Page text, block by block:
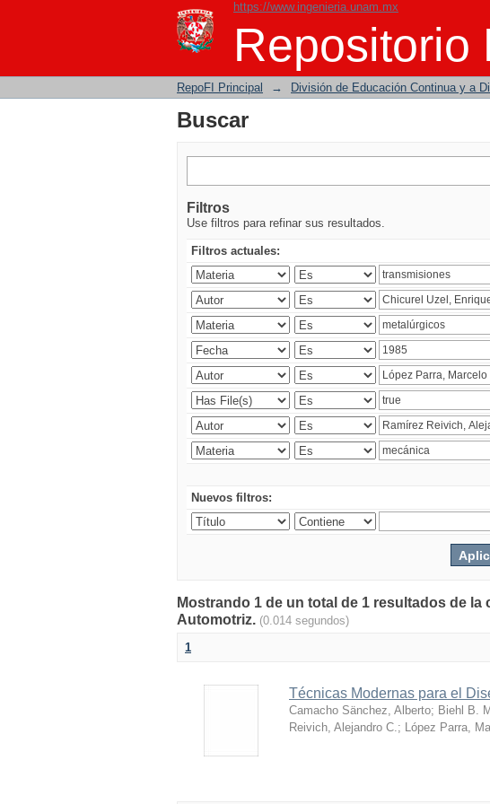
https://www.ingenieria.unam.mx
Repositorio
Buscar
RepoFI Principal → División de Educación Continua y a
Buscar
Filtros
Use filtros para refinar sus resultados.
Filtros actuales:
Nuevos filtros:
Mostrando 1 de un total de 1 resultados de
Automotriz. (0.014 segundos)
1
Técnicas Modernas para el
Camacho Sänchez, Alberto; Biehl B.
Reivich, Alejandro C.; López Parra,